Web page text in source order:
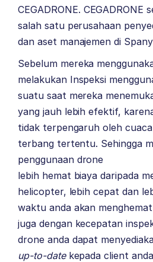
CEGADRONE. CEGADRONE
salah satu perusahaan
dan aset manajemen di
Sebelum mereka
melakukan Inspeksi
suatu saat mereka
yang jauh lebih efektif,
tidak terpengaruh oleh
terbang tertentu. Sehingga
penggunaan drone
lebih hemat biaya daripada
helicopter, lebih cepat dan
waktu anda akan
juga dengan kecepatan
drone anda dapat
up-to-datekepada client